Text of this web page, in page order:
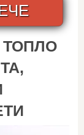
ТОПЛО